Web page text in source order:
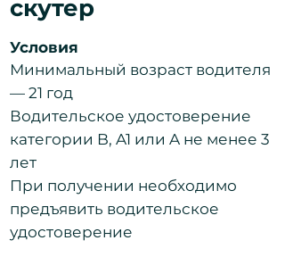
скутер
Условия
Минимальный возраст водителя
— 21 год
Водительское удостоверение
категории B, A1 или A не менее 3
лет
При получении необходимо
предъявить водительское
удостоверение